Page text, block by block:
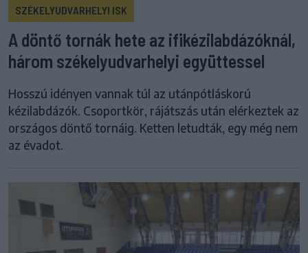
SZÉKELYUDVARHELYI ISK
A döntő tornák hete az ifikézilabdázóknál,
három székelyudvarhelyi együttessel
Hosszú idényen vannak túl az utánpótláskorú
kézilabdázók. Csoportkör, rájátszás után elérkeztek az
országos döntő tornáig. Ketten letudták, egy még nem
az évadot.